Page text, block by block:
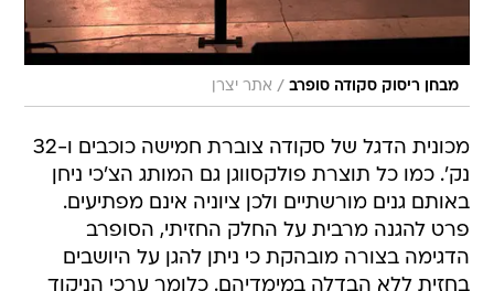
מבחן ריסוק סקודה סופרב / אתר יצרן
מכונית הדגל של סקודה צוברת חמישה כוכבים ו-32
נק'. כמו כל תוצרת פולקסווגן גם המותג הצ'כי ניחן
באותם גנים מורשתיים ולכן ציוניה אינם מפתיעים.
פרט להגנה מרבית על החלק החזיתי, הסופרב
הדגימה בצורה מובהקת כי ניתן להגן על היושבים
בחזית ללא הבדלה במימדיהם. כלומר ערכי הניקוד